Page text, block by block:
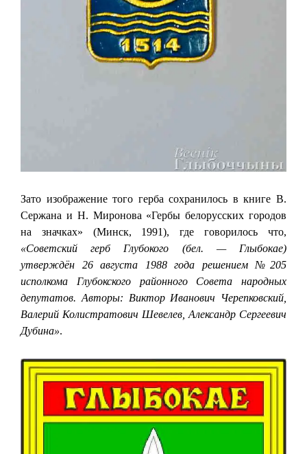
Зато изображение того герба сохранилось в книге В.
Сержана и Н. Миронова «Гербы белорусских городов
на значках» (Минск, 1991), где говорилось что,
«Советский герб Глубокого (бел. — Глыбокае)
утверждён 26 августа 1988 года решением №205
исполкома Глубокского районного Совета народных
депутатов. Авторы: Виктор Иванович Черепковский,
Валерий Колистратович Шевелев, Александр Сергеевич
Дубина».